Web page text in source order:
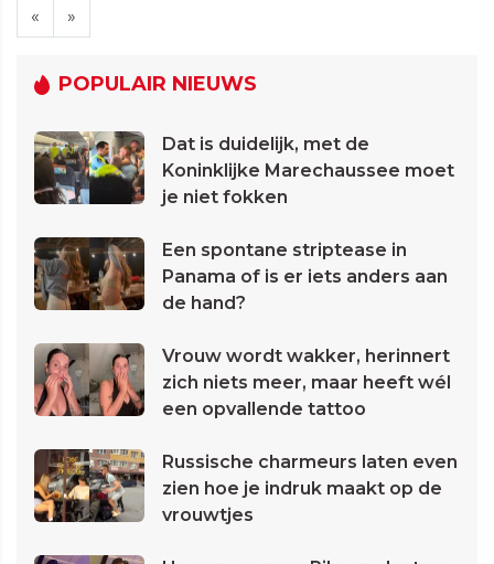
« »
POPULAIR NIEUWS
Dat is duidelijk, met de
Koninklijke Marechaussee moet
je niet fokken
Een spontane striptease in
Panama of is er iets anders aan
de hand?
Vrouw wordt wakker, herinnert
zich niets meer, maar heeft wél
een opvallende tattoo
Russische charmeurs laten even
zien hoe je indruk maakt op de
vrouwtjes